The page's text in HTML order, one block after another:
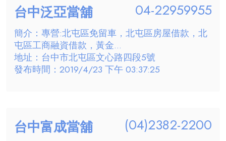
台中泛亞當舖 04-22959955
簡介：專營:北屯區免留車，北屯區房屋借款，北
屯區工商融資借款，黃金...
地址：台中市北屯區文心路四段5號
發布時間：2019/4/23 下午 03:37:25
台中富成當舖 (04)2382-2200